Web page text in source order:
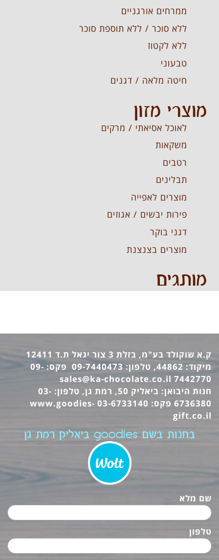
ממרחים אורגניים
ללא סוכר / ללא תוספת סוכר
ללא לקטוז
טבעוני
חיטה מלאה / דגנים
מוצרי מזון
לאוכל אסיאתי / מרקים
משקאות
רטבים
תבלינים
מוצרים לאפייה
פירות יבשים / אגוזים
דגני בוקר
מוצרים בצנצנת
מותגים
ק.א שוקולד בע"מ, בזלת 3 צור יגאל ת.ד 12411
מיקוד: 44862, טלפון: 09-7440473 פקס: 09-
7442770
sales@ka-chocolate.co.il
חנות היבואן: ביאליק 50, רמת גן, טלפון: 03-
6736380 פקס: 03-6733140
www.goodies-
gift.co.il
בחנות בשם goodies ביאליק רמת גן
שם מלא
טלפון